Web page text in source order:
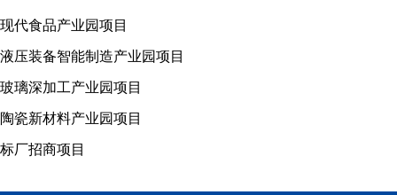
现代食品产业园项目
液压装备智能制造产业园项目
玻璃深加工产业园项目
陶瓷新材料产业园项目
标厂招商项目